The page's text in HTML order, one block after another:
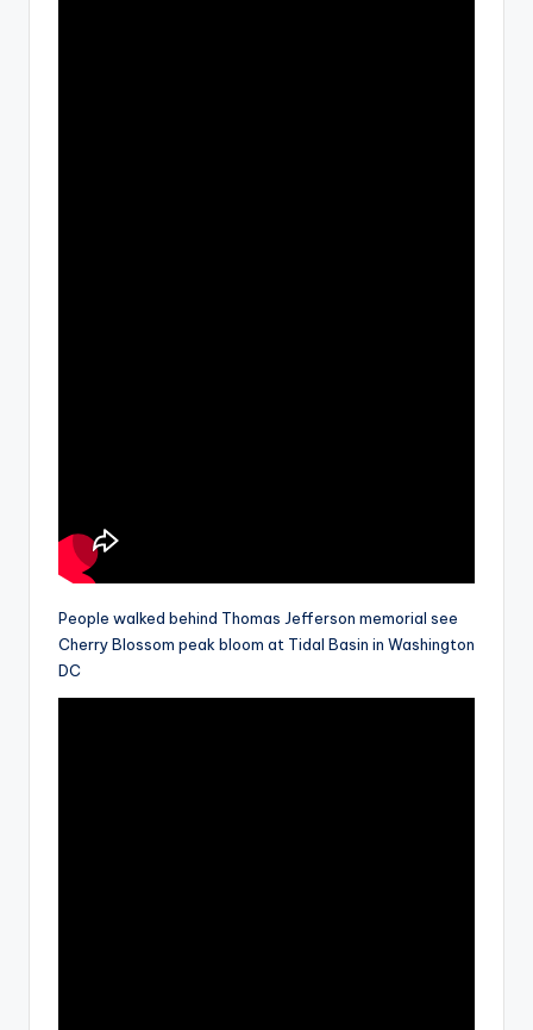
People walked behind Thomas Jefferson memorial see
Cherry Blossom peak bloom at Tidal Basin in Washington
DC